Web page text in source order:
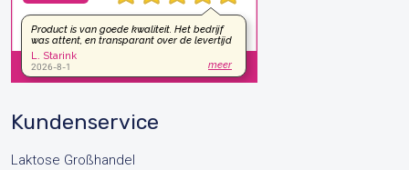
Kundenservice
Laktose Großhandel